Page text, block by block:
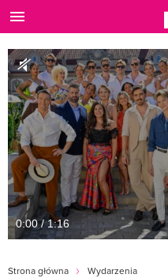
0:00 / 1:16
Strona główna Wydarzenia